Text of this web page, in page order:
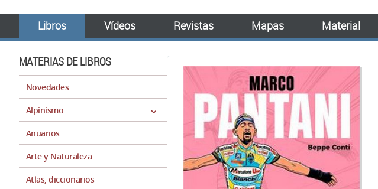
Libros Vídeos Revistas Mapas Material
MATERIAS DE LIBROS
Novedades
Alpinismo
Anuarios
Arte y Naturaleza
Atlas, diccionarios